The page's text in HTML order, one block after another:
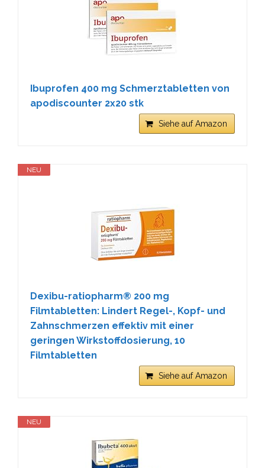
Ibuprofen 400 mg Schmerztabletten von
apodiscounter 2x20 stk
Siehe auf Amazon
NEU
Dexibu-ratiopharm® 200 mg
Filmtabletten: Lindert Regel-, Kopf- und
Zahnschmerzen effektiv mit einer
geringen Wirkstoffdosierung, 10
Filmtabletten
Siehe auf Amazon
NEU